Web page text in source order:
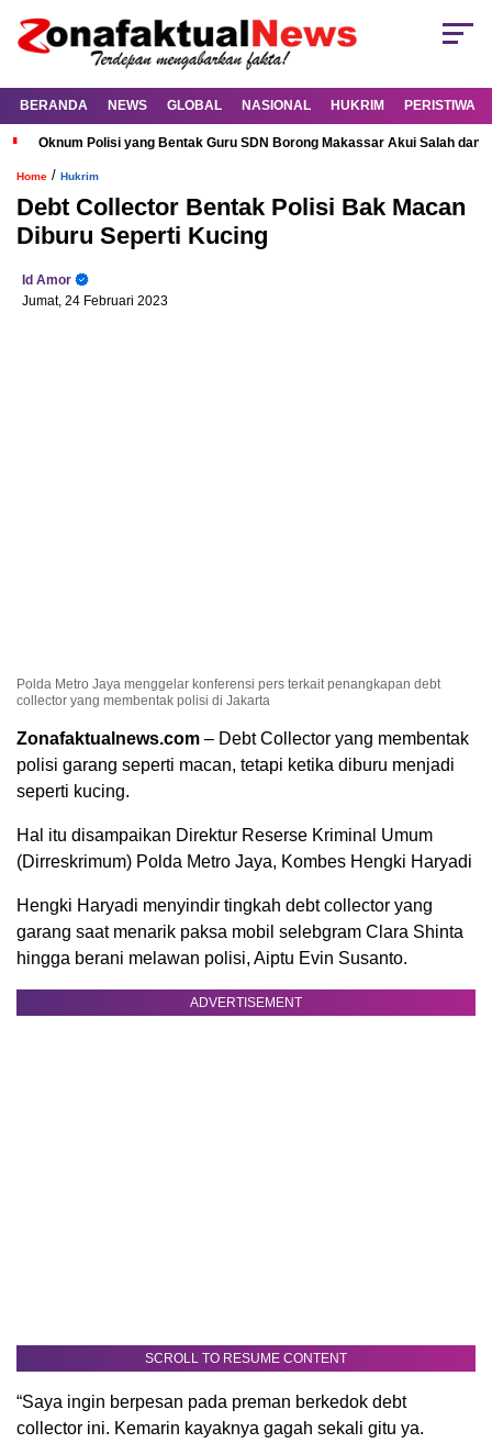
BERANDA NEWS GLOBAL NASIONAL HUKRIM PERISTIWA
Oknum Polisi yang Bentak Guru SDN Borong Makassar Akui Salah dan
Home / Hukrim
Debt Collector Bentak Polisi Bak Macan
Diburu Seperti Kucing
Id Amor
Jumat, 24 Februari 2023
Polda Metro Jaya menggelar konferensi pers terkait penangkapan debt
collector yang membentak polisi di Jakarta
Zonafaktualnews.com – Debt Collector yang membentak
polisi garang seperti macan, tetapi ketika diburu menjadi
seperti kucing.
Hal itu disampaikan Direktur Reserse Kriminal Umum
(Dirreskrimum) Polda Metro Jaya, Kombes Hengki Haryadi
Hengki Haryadi menyindir tingkah debt collector yang
garang saat menarik paksa mobil selebgram Clara Shinta
hingga berani melawan polisi, Aiptu Evin Susanto.
ADVERTISEMENT
SCROLL TO RESUME CONTENT
“Saya ingin berpesan pada preman berkedok debt
collector ini. Kemarin kayaknya gagah sekali gitu ya.